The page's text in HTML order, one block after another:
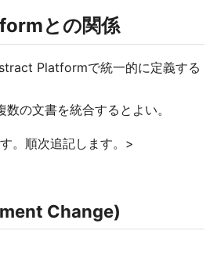
との関係
Platformで統一的に定義する
の文書を統合するとよい。
。順次追記します。>
Change)